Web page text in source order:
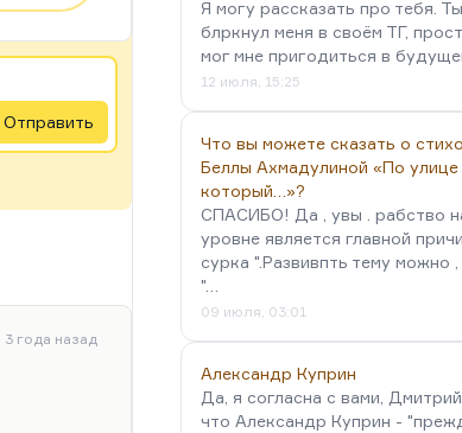
Отправить
3 года назад
Я могу рассказать про тебя.
блркнул меня в своём ТГ,
мог мне пригодиться в
12 июля, 15:25
Что вы можете сказать о
Беллы Ахмадулиной «По улице
который…»?
СПАСИБО! Да , увы . рабство
уровне является главной
сурка ".Развивпть тему можно ,
"…
09 июля, 03:01
Александр Куприн
Да, я согласна с вами,
что Александр Куприн -